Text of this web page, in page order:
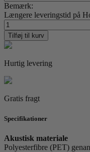
Bemærk:
Længere leveringstid på
Positano
Lunchtime
by
Sia
Marche
antal
Tilføj til kurv
Hurtig levering
Gratis fragt
Specifikationer
Akustisk materiale
Polyesterfibre (PET)